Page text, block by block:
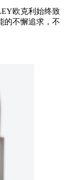
欧克利始终致
的不懈追求，不